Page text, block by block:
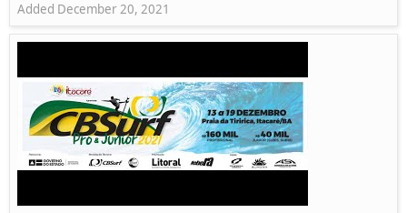
Added December 20, 2021